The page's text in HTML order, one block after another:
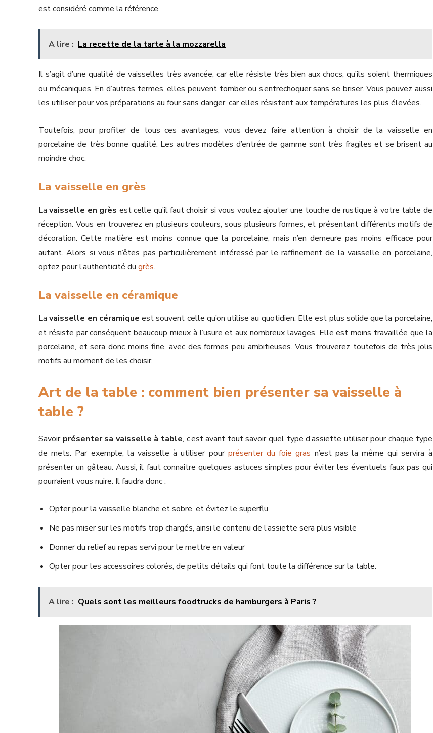
est considéré comme la référence.
A lire : La recette de la tarte à la mozzarella
Il s’agit d’une qualité de vaisselles très avancée, car elle résiste très bien aux chocs, qu’ils soient thermiques
ou mécaniques. En d’autres termes, elles peuvent tomber ou s’entrechoquer sans se briser. Vous pouvez aussi
les utiliser pour vos préparations au four sans danger, car elles résistent aux températures les plus élevées.
Toutefois, pour profiter de tous ces avantages, vous devez faire attention à choisir de la vaisselle en
porcelaine de très bonne qualité. Les autres modèles d’entrée de gamme sont très fragiles et se brisent au
moindre choc.
La vaisselle en grès
Lavaisselle en grès est celle qu’il faut choisir si vous voulez ajouter une touche de rustique à votre table de
réception. Vous en trouverez en plusieurs couleurs, sous plusieurs formes, et présentant différents motifs de
décoration. Cette matière est moins connue que la porcelaine, mais n’en demeure pas moins efficace pour
autant. Alors si vous n’êtes pas particulièrement intéressé par le raffinement de la vaisselle en porcelaine,
optez pour l’authenticité du grès.
La vaisselle en céramique
Lavaisselle en céramique est souvent celle qu’on utilise au quotidien. Elle est plus solide que la porcelaine,
et résiste par conséquent beaucoup mieux à l’usure et aux nombreux lavages. Elle est moins travaillée que la
porcelaine, et sera donc moins fine, avec des formes peu ambitieuses. Vous trouverez toutefois de très jolis
motifs au moment de les choisir.
Art de la table : comment bien présenter sa vaisselle à
table ?
Savoir présenter sa vaisselle à table, c’est avant tout savoir quel type d’assiette utiliser pour chaque type
de mets. Par exemple, la vaisselle à utiliser pour présenter du foie gras n’est pas la même qui servira à
présenter un gâteau. Aussi, il faut connaitre quelques astuces simples pour éviter les éventuels faux pas qui
pourraient vous nuire. Il faudra donc :
Opter pour la vaisselle blanche et sobre, et évitez le superflu
Ne pas miser sur les motifs trop chargés, ainsi le contenu de l’assiette sera plus visible
Donner du relief au repas servi pour le mettre en valeur
Opter pour les accessoires colorés, de petits détails qui font toute la différence sur la table.
A lire : Quels sont les meilleurs foodtrucks de hamburgers à Paris ?